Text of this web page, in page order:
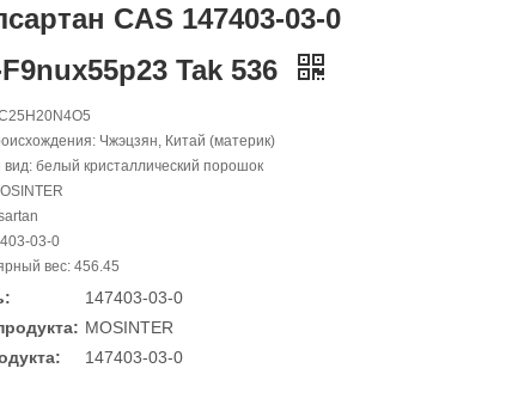
CAS 147403-03-0
Tak 536
Чжэцзян, Китай (материк)
белый кристаллический порошок
03-0
вес: 456.45
147403-03-0
MOSINTER
147403-03-0